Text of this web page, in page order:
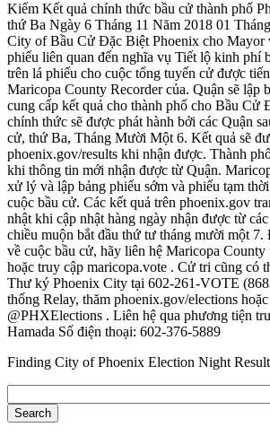
Kiếm Kết quả chính thức bầu cử thành phố
thứ Ba Ngày 6 Tháng 11 Năm 2018 01
City of Bầu Cử Đặc Biệt Phoenix cho Mayor
phiếu liên quan đến nghĩa vụ Tiết lộ kinh phí
trên lá phiếu cho cuộc tổng tuyển cử được
Maricopa County Recorder của. Quận sẽ lập
cung cấp kết quả cho thành phố cho Bầu Cử
chính thức sẽ được phát hành bởi các Quận
cử, thứ Ba, Tháng Mười Một 6. Kết quả sẽ
phoenix.gov/results khi nhận được. Thành
khi thông tin mới nhận được từ Quận.
xử lý và lập bảng phiếu sớm và phiếu tạm
cuộc bầu cử. Các kết quả trên phoenix.gov
nhật khi cập nhật hàng ngày nhận được từ
chiều muộn bắt đầu thứ tư tháng mười một 7.
về cuộc bầu cử, hãy liên hệ Maricopa County
hoặc truy cập maricopa.vote . Cử tri cũng có
Thư ký Phoenix City tại 602-261-VOTE
thống Relay, thăm phoenix.gov/elections
@PHXElections . Liên hệ qua phương tiện
Hamada Số điện thoại: 602-376-5889
Finding City of Phoenix Election Night